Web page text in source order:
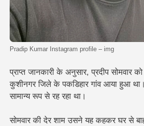
Pradip Kumar Instagram profile – img
प्राप्त जानकारी के अनुसार, प्रदीप सोमवार
कुशीनगर जिले के पकडिहार गांव आया हुआ
सामान्य रूप से रह रहा था।
सोमवार की देर शाम उसने यह कहकर घर से